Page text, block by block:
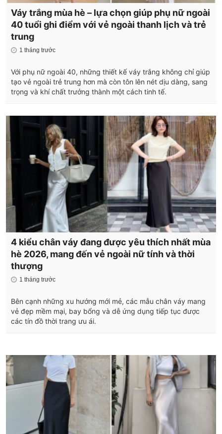
Váy trắng mùa hè – lựa chọn giúp phụ nữ ngoài
40 tuổi ghi điểm với vẻ ngoài thanh lịch và trẻ
trung
1 tháng trước
Với phụ nữ ngoài 40, những thiết kế váy trắng không chỉ giúp
tạo vẻ ngoài trẻ trung hơn mà còn tôn lên nét dịu dàng, sang
trọng và khí chất trưởng thành một cách tinh tế.
4 kiểu chân váy đang được yêu thích nhất mùa
hè 2026, mang đến vẻ ngoài nữ tính và thời
thượng
1 tháng trước
Bên cạnh những xu hướng mới mẻ, các mẫu chân váy mang
vẻ đẹp mềm mại, bay bổng và dễ ứng dụng tiếp tục được
các tín đồ thời trang ưu ái.